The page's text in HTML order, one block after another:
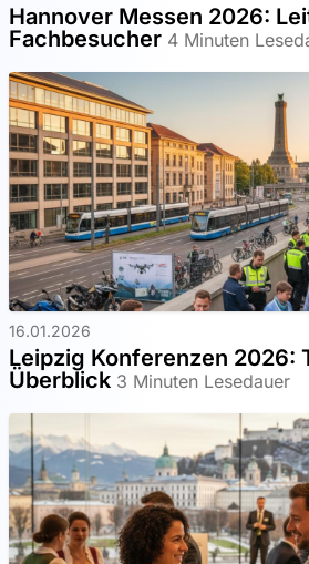
Hannover Messen 2026:
Fachbesucher 4 Minuten
16.01.2026
Leipzig Konferenzen 2026:
Überblick 3 Minuten Lesedauer